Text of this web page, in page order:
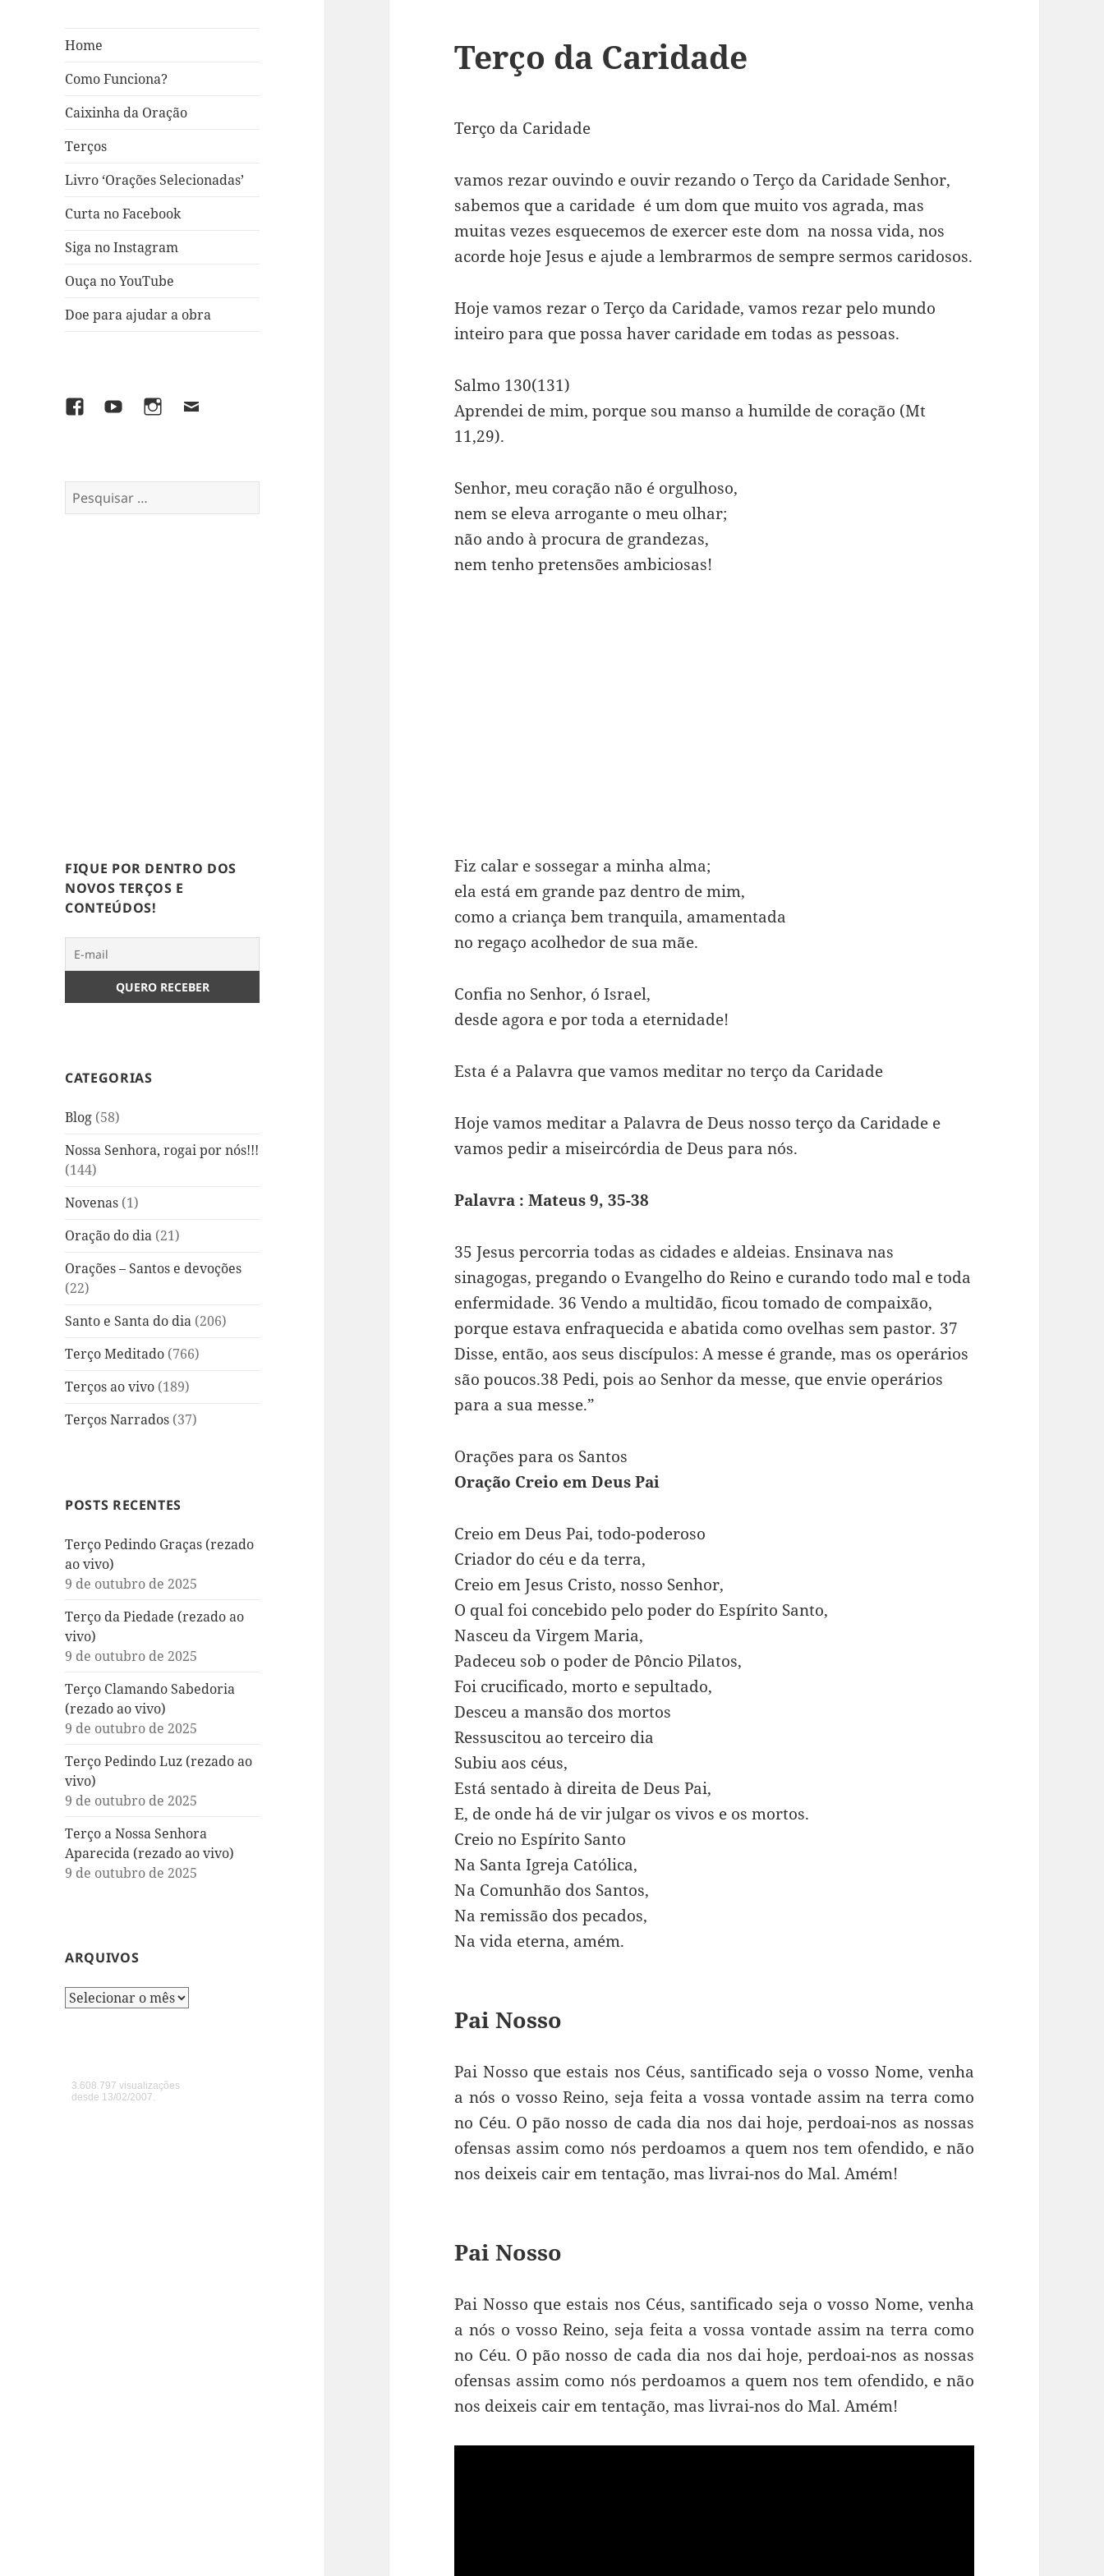
Home
Como Funciona?
Caixinha da Oração
Terços
Livro ‘Orações Selecionadas’
Curta no Facebook
Siga no Instagram
Ouça no YouTube
Doe para ajudar a obra
FacebookYouTubeInstagram
E-
Pesquisar
por:
FIQUE POR DENTRO DOS
NOVOS TERÇOS E
CONTEÚDOS!
CATEGORIAS
Blog (58)
Nossa Senhora, rogai por nós!!!
(144)
Novenas (1)
Oração do dia (21)
Orações – Santos e devoções
(22)
Santo e Santa do dia (206)
Terço Meditado (766)
Terços ao vivo (189)
Terços Narrados (37)
POSTS RECENTES
Terço Pedindo Graças (rezado
ao vivo)
9 de outubro de 2025
Terço da Piedade (rezado ao
vivo)
9 de outubro de 2025
Terço Clamando Sabedoria
(rezado ao vivo)
9 de outubro de 2025
Terço Pedindo Luz (rezado ao
vivo)
9 de outubro de 2025
Terço a Nossa Senhora
Aparecida (rezado ao vivo)
9 de outubro de 2025
ARQUIVOS
Arquivos
Terço da Caridade
Terço da Caridade
vamos rezar ouvindo e ouvir rezando o Terço da Caridade Senhor,
sabemos que a caridade é um dom que muito vos agrada, mas
muitas vezes esquecemos de exercer este dom na nossa vida, nos
acorde hoje Jesus e ajude a lembrarmos de sempre sermos caridosos.
Hoje vamos rezar o Terço da Caridade, vamos rezar pelo mundo
inteiro para que possa haver caridade em todas as pessoas.
Salmo 130(131)
Aprendei de mim, porque sou manso a humilde de coração (Mt
11,29).
Senhor, meu coração não é orgulhoso,
nem se eleva arrogante o meu olhar;
não ando à procura de grandezas,
nem tenho pretensões ambiciosas!
Fiz calar e sossegar a minha alma;
ela está em grande paz dentro de mim,
como a criança bem tranquila, amamentada
no regaço acolhedor de sua mãe.
Confia no Senhor, ó Israel,
desde agora e por toda a eternidade!
Esta é a Palavra que vamos meditar no terço da Caridade
Hoje vamos meditar a Palavra de Deus nosso terço da Caridade e
vamos pedir a miseircórdia de Deus para nós.
Palavra : Mateus 9, 35-38
35 Jesus percorria todas as cidades e aldeias. Ensinava nas
sinagogas, pregando o Evangelho do Reino e curando todo mal e toda
enfermidade. 36 Vendo a multidão, ficou tomado de compaixão,
porque estava enfraquecida e abatida como ovelhas sem pastor. 37
Disse, então, aos seus discípulos: A messe é grande, mas os operários
são poucos.38 Pedi, pois ao Senhor da messe, que envie operários
para a sua messe.”
Orações para os Santos
Oração Creio em Deus Pai
Creio em Deus Pai, todo-poderoso
Criador do céu e da terra,
Creio em Jesus Cristo, nosso Senhor,
O qual foi concebido pelo poder do Espírito Santo,
Nasceu da Virgem Maria,
Padeceu sob o poder de Pôncio Pilatos,
Foi crucificado, morto e sepultado,
Desceu a mansão dos mortos
Ressuscitou ao terceiro dia
Subiu aos céus,
Está sentado à direita de Deus Pai,
E, de onde há de vir julgar os vivos e os mortos.
Creio no Espírito Santo
Na Santa Igreja Católica,
Na Comunhão dos Santos,
Na remissão dos pecados,
Na vida eterna, amém.
Pai Nosso
Pai Nosso que estais nos Céus, santificado seja o vosso Nome, venha
a nós o vosso Reino, seja feita a vossa vontade assim na terra como
no Céu. O pão nosso de cada dia nos dai hoje, perdoai-nos as nossas
ofensas assim como nós perdoamos a quem nos tem ofendido, e não
nos deixeis cair em tentação, mas livrai-nos do Mal. Amém!
Pai Nosso
Pai Nosso que estais nos Céus, santificado seja o vosso Nome, venha
a nós o vosso Reino, seja feita a vossa vontade assim na terra como
no Céu. O pão nosso de cada dia nos dai hoje, perdoai-nos as nossas
ofensas assim como nós perdoamos a quem nos tem ofendido, e não
nos deixeis cair em tentação, mas livrai-nos do Mal. Amém!